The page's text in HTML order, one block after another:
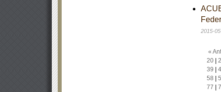
2015-
«
20|
39
58
77